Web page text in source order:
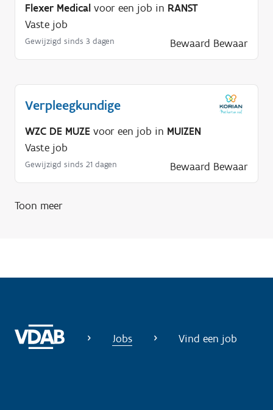
?
Flexer Medical voor een job in RANST
Vaste job
Gewijzigd sinds 3 dagen Bewaard Bewaar
Verpleegkundige
WZC DE MUZE voor een job in MUIZEN
Vaste job
Gewijzigd sinds 21 dagen Bewaard Bewaar
Toon meer
Jobs Vind een job